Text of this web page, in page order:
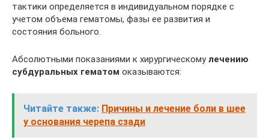
тактики определяется в индивидуальном порядке с
учетом объема гематомы, фазы ее развития и
состояния больного.
Абсолютными показаниями к хирургическомулечению
субдуральных гематом оказываются:
Читайте также: Причины и лечение боли в шее
у основания черепа сзади